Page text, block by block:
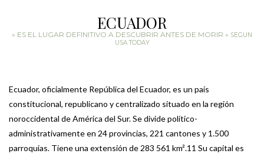
ECUADOR
« ES EL LUGAR DEFINITIVO A DESCUBRIR ANTES DE MORIR » SEGUN
USA TODAY
Ecuador, oficialmente República del Ecuador, es un país
constitucional, republicano y centralizado situado en la región
noroccidental de América del Sur. Se divide político-
administrativamente en 24 provincias, 221 cantones y 1.500
parroquias. Tiene una extensión de 283 561 km².11 Su capital es